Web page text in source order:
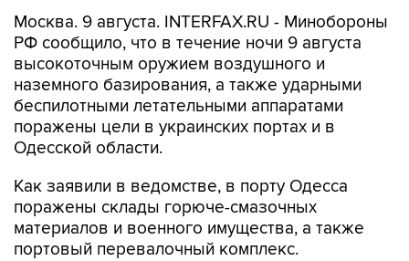
Москва. 9 августа. INTERFAX.RU - Минобороны
РФ сообщило, что в течение ночи 9 августа
высокоточным оружием воздушного и
наземного базирования, а также ударными
беспилотными летательными аппаратами
поражены цели в украинских портах и в
Одесской области.
Как заявили в ведомстве, в порту Одесса
поражены склады горюче-смазочных
материалов и военного имущества, а также
портовый перевалочный комплекс.